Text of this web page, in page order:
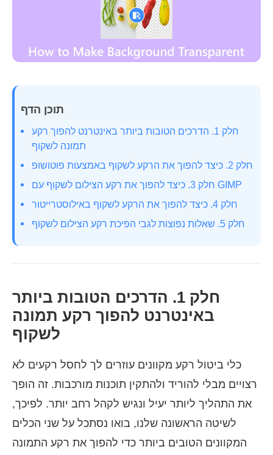
תוכן הדף
חלק 1. הדרכים הטובות ביותר באינטרנט להפוך רקע
תמונה לשקוף
חלק 2. כיצד להפוך את הרקע לשקוף באמצעות פוטושופ
חלק 3. כיצד להפוך את רקע הצילום לשקוף עם GIMP
חלק 4. כיצד להפוך את הרקע לשקוף באילוסטרייטור
חלק 5. שאלות נפוצות לגבי הפיכת רקע הצילום לשקוף
חלק 1. הדרכים הטובות ביותר
באינטרנט להפוך רקע תמונה
לשקוף
כלי ביטול רקע מקוונים עוזרים לך לחסל רקעים לא
רצויים מבלי להוריד ולהתקין תוכנות מורכבות. זה הופך
את התהליך ליותר יעיל ונגיש לקהל רחב יותר. לפיכך,
לשיטה הראשונה שלנו, בואו נסתכל על שני הכלים
המקוונים הטובים ביותר כדי להפוך את רקע התמונה